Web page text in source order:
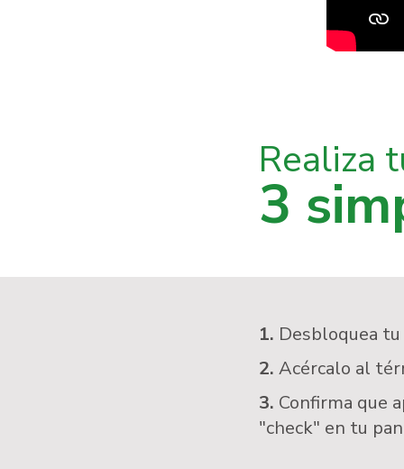
Realiza
3
1. Desbloquea
2. Acércalo al
3. Confirma que
"check" en tu